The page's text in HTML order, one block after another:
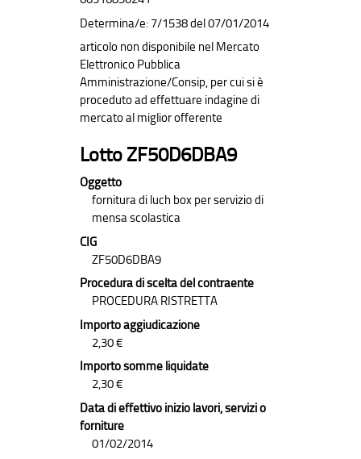
Determina/e: 7/1538 del 07/01/2014
articolo non disponibile nel Mercato
Elettronico Pubblica
Amministrazione/Consip, per cui si è
proceduto ad effettuare indagine di
mercato al miglior offerente
Lotto ZF50D6DBA9
Oggetto
fornitura di luch box per servizio di
mensa scolastica
CIG
ZF50D6DBA9
Procedura di scelta del contraente
PROCEDURA RISTRETTA
Importo aggiudicazione
2,30 €
Importo somme liquidate
2,30 €
Data di effettivo inizio lavori, servizi o
forniture
01/02/2014